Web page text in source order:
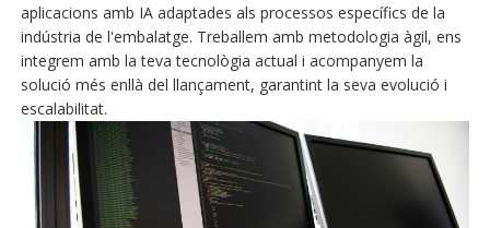
aplicacions amb IA adaptades als processos específics de la
indústria de l'embalatge. Treballem amb metodologia àgil, ens
integrem amb la teva tecnològia actual i acompanyem la
solució més enllà del llançament, garantint la seva evolució i
escalabilitat.